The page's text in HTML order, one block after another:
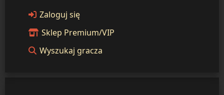
Zaloguj się
Sklep Premium/VIP
Wyszukaj gracza